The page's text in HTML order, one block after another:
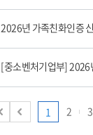
2026년 가족친화인증
[중소벤처기업부] 2026년도 일
1 2 3